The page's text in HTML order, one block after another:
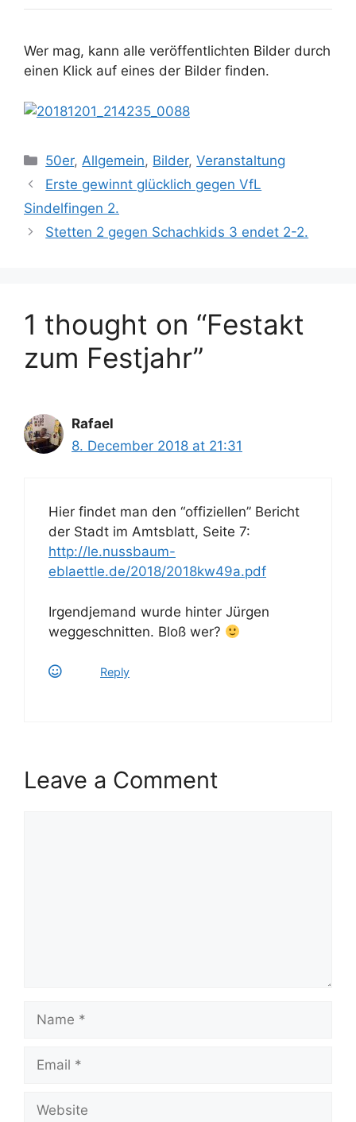
Wer mag, kann alle veröffentlichten Bilder durch
einen Klick auf eines der Bilder finden.
Categories
50er, Allgemein, Bilder,Veranstaltung
Erste gewinnt glücklich gegen VfL
Sindelfingen 2.
Stetten 2 gegen Schachkids 3 endet 2-2.
1 thought on “Festakt
zum Festjahr”
Rafael
8. December 2018 at 21:31
Hier findet man den “offiziellen” Bericht
der Stadt im Amtsblatt, Seite 7:
http://le.nussbaum-
eblaettle.de/2018/2018kw49a.pdf
Irgendjemand wurde hinter Jürgen
weggeschnitten. Bloß wer?
Reply
Leave a Comment